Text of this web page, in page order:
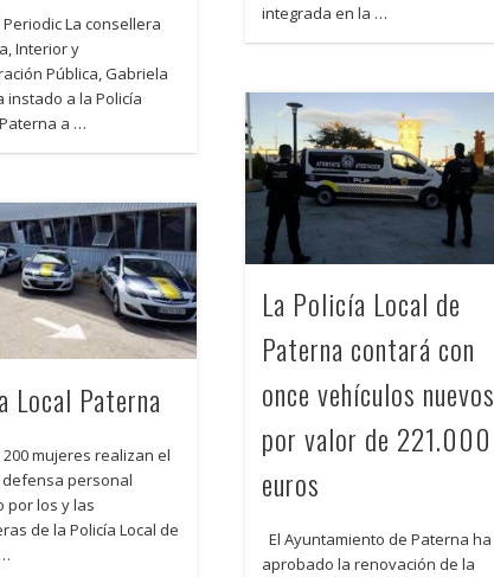
Periodic La consellera
Interior y
Pública, Gabriela
instado a la Policía
a …
integrada en la …
La Policía Local de
Paterna contará con
once vehículos nuevos
por valor de 221.000
euros
El Ayuntamiento de Paterna ha
aprobado la renovación de la
Local Paterna
200 mujeres realizan el
personal
por los y las
de la Policía Local de